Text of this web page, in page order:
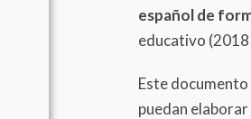
español de
educativo
Este
puedan